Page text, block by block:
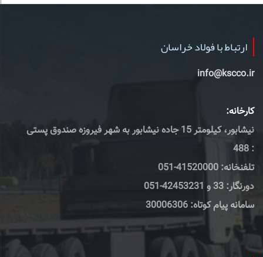
ارتباط با فولاد خراسان
info@kscco.ir
کارخانه:
نیشابور، کیلومتر 15 جاده نیشابور به شهر فیروزه صندوق پستی
: 488
تلفنخانه: 41520000-051
دورنگار: 33 و 42453231-051
سامانه پیام کوتاه: 30006306